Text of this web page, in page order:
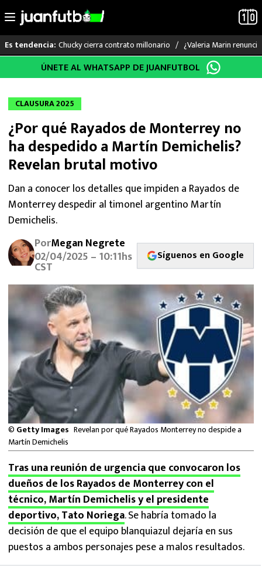
al
Es tendencia: Chucky cierra contrato millonario ¿Valeria Marin
LO ÚLTIMO
LIGA MX
RAYADOS
PUMAS
ATLANTE
SELECCIÓN MEXICANA
FUTBOL INTERNACIONAL
MEXICANOS EN EL EXTRANJERO
FUTBOL ESTUFA
FÓRMULA 1
BOXEO
LIGA MX
NFL
ÚNETE AL WHATSAPP DE JUANFUTBOL
CLAUSURA 2025
¿Por qué Rayados de Monterrey no
ha despedido a Martín Demichelis?
Revelan brutal motivo
Dan a conocer los detalles que impiden a Rayados de
Monterrey despedir al timonel argentino Martín
Demichelis.
PorMegan Negrete
02/04/2025 – 10:11hs
CST
Síguenos en Google
© Getty Images Revelan por qué Rayados Monterrey no despide a
Martín Demichelis
Tras una reunión de urgencia que convocaron los
dueños de los Rayados de Monterrey con el
técnico, Martín Demichelis y el presidente
deportivo, Tato Noriega. Se habría tomado la
decisión de que el equipo blanquiazul dejaría en sus
puestos a ambos personajes pese a malos resultados.